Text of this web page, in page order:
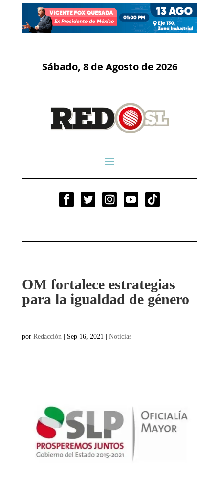
Sábado, 8 de Agosto de 2026
OM fortalece estrategias
para la igualdad de género
por Redacción | Sep 16, 2021 | Noticias